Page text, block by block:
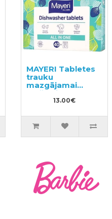
MAYERI Tabletes
trauku
mazgājamai
mašīnai 40gab
13.00€